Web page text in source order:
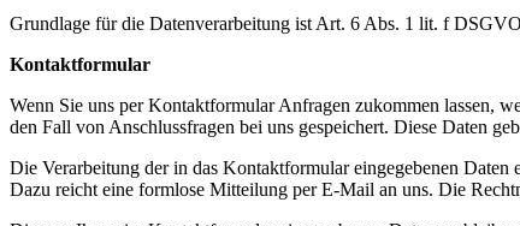
Grundlage für die Datenverarbeitung ist Art. 6 Abs. 1 lit. f
Kontaktformular
Wenn Sie uns per Kontaktformular Anfragen zukommen lassen,
den Fall von Anschlussfragen bei uns gespeichert. Diese Daten
Die Verarbeitung der in das Kontaktformular eingegebenen
Dazu reicht eine formlose Mitteilung per E-Mail an uns. Die